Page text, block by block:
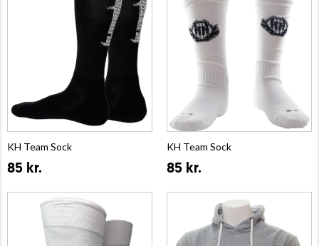
KH Team Sock
85 kr.
KH Team Sock
85 kr.